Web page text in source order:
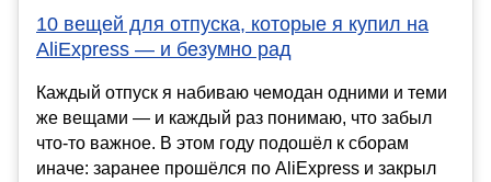
10 вещей для отпуска, которые я купил на
AliExpress — и безумно рад
Каждый отпуск я набиваю чемодан одними и теми
же вещами — и каждый раз понимаю, что забыл
что-то важное. В этом году подошёл к сборам
иначе: заранее прошёлся по AliExpress и закрыл